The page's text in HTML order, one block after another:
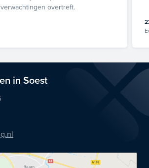
overtreft.
in Soest